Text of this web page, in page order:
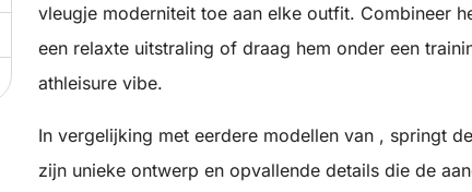
vleugje moderniteit toe aan elke outfit. Combineer
een relaxte uitstraling of draag hem onder een
athleisure vibe.
In vergelijking met eerdere modellen van , springt
zijn unieke ontwerp en opvallende details die de